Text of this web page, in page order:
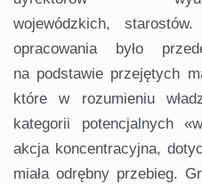
wojewódzkich,
opracowania było
na podstawie przejętych
które w rozumieniu
kategorii potencjalnych
akcja koncentracyjna,
miała odrębny przebieg.